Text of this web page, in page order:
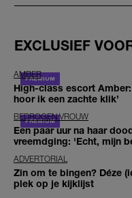
EXCLUSIEF
AMBER
High-class escort
hoor ik een zachte klik’
BEDROGEN VROUW
Een paar uur na haar
vreemdging: 'Echt, mijn
ADVERTORIAL
Zin om te bingen? Déze
plek op je kijklijst